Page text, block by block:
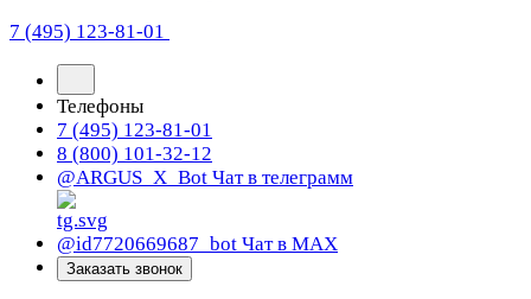
7 (495) 123-81-01
Телефоны
7 (495) 123-81-01
8 (800) 101-32-12
@ARGUS_X_Bot Чат в телеграмм
@id7720669687_bot Чат в МАХ
Заказать звонок